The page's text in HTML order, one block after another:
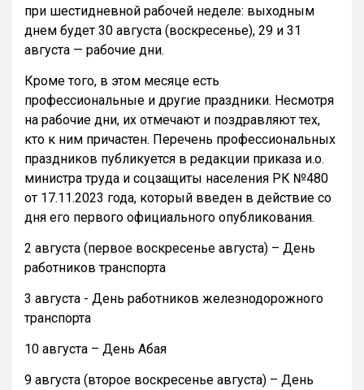
при шестидневной рабочей неделе: выходным
днем будет 30 августа (воскресенье), 29 и 31
августа — рабочие дни.
Кроме того, в этом месяце есть
профессиональные и другие праздники. Несмотря
на рабочие дни, их отмечают и поздравляют тех,
кто к ним причастен. Перечень профессиональных
праздников публикуется в редакции приказа и.о.
министра труда и соцзащиты населения РК №480
от 17.11.2023 года, который введен в действие со
дня его первого официального опубликования.
2 августа (первое воскресенье августа) – День
работников транспорта
3 августа - День работников железнодорожного
транспорта
10 августа – День Абая
9 августа (второе воскресенье августа) – День